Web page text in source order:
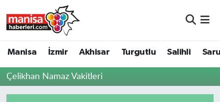
Manisa İzmir Akhisar Turgutlu Salihli
Çelikhan Namaz Vakitleri
Akhisar
Manisa Nöbetçi Eczaneler
Manisa Namaz Vakitleri